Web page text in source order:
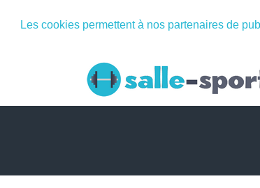
Les cookies permettent à nos partenaires de